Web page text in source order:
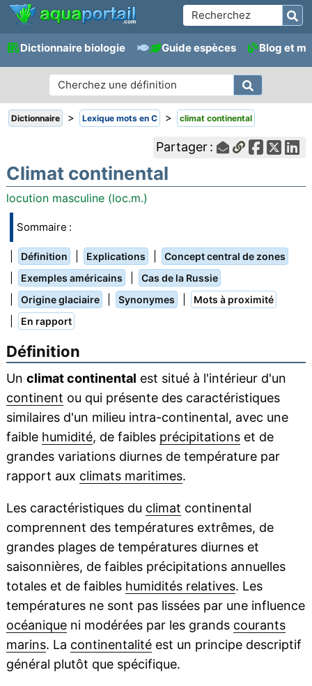
Dictionnaire biologie Guide espèces Blog et
Dictionnaire > Lexique mots en C > climat continental
Partager :
Climat continental
locution masculine (loc.m.)
Sommaire :
Définition Explications Concept central de zones
Exemples américains Cas de la Russie
Origine glaciaire Synonymes Mots à proximité
En rapport
Définition
Un climat continental est situé à l'intérieur d'un
continent ou qui présente des caractéristiques
similaires d'un milieu intra-continental, avec une
faible humidité, de faibles précipitationset de
grandes variations diurnes de température par
rapport aux climats maritimes.
Les caractéristiques du climat continental
comprennent des températures extrêmes, de
grandes plages de températures diurnes et
saisonnières, de faibles précipitations annuelles
totales et de faibles humidités relatives. Les
températures ne sont pas lissées par une influence
océaniqueni modérées par les grands courants
marins. La continentalitéest un principe descriptif
général plutôt que spécifique.